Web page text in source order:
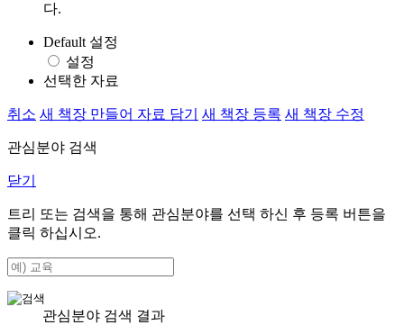
다.
Default 설정
설정
선택한 자료
취소 새 책장 만들어 자료 담기 새 책장 등록 새 책장 수정
관심분야 검색
닫기
트리 또는 검색을 통해 관심분야를 선택 하신 후 등록 버튼을
클릭 하십시오.
관심분야 검색 결과